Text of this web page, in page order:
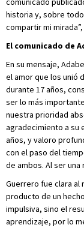
historia y, sobre
compartir mi
El comunicado de
En su mensaje,
el amor que los unió
durante 17 años,
ser lo más
nuestra prioridad
agradecimiento a su
años, y valoro
con el paso del
de ambos. Al ser una
Guerrero fue clara al
producto de un
impulsiva, sino el
aprendizaje, por lo